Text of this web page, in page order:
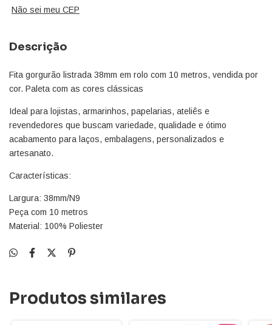
Não sei meu CEP
Descrição
Fita gorgurão listrada 38mm em rolo com 10 metros, vendida por
cor. Paleta com as cores clássicas
Ideal para lojistas, armarinhos, papelarias, ateliês e
revendedores que buscam variedade, qualidade e ótimo
acabamento para laços, embalagens, personalizados e
artesanato.
Características:
Largura: 38mm/N9
Peça com 10 metros
Material: 100% Poliester
Produtos similares